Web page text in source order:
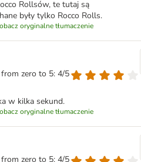
Rollsów, te tutaj są
były tylko Rocco Rolls.
oryginalne tłumaczenie
zero to 5: 4/5
w kilka sekund.
oryginalne tłumaczenie
zero to 5: 4/5